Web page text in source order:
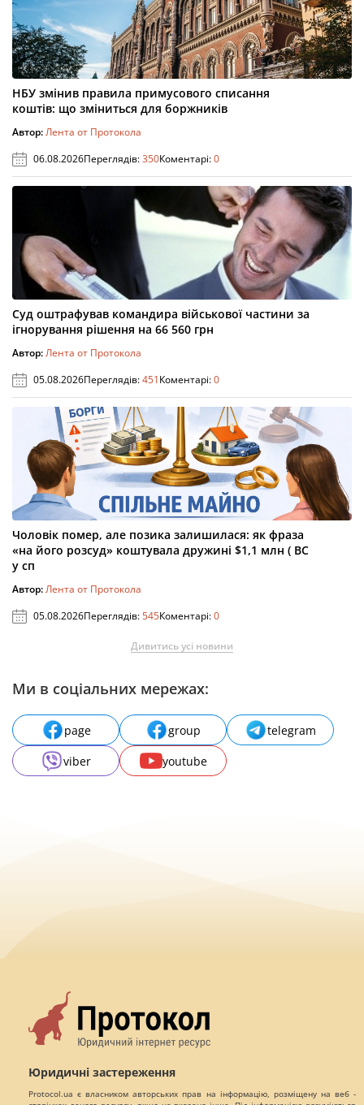
НБУ змінив правила примусового списання
коштів: що зміниться для боржників
Автор:Лента от Протокола
06.08.2026Переглядів:350Коментарі:0
Суд оштрафував командира військової частини за
ігнорування рішення на 66 560 грн
Автор:Лента от Протокола
05.08.2026Переглядів:451Коментарі:0
Чоловік помер, але позика залишилася: як фраза
«на його розсуд» коштувала дружині $1,1 млн ( ВС
у сп
Автор:Лента от Протокола
05.08.2026Переглядів:545Коментарі:0
Дивитись усі новини
Ми в соціальних мережах:
page group
telegram
viber
youtube
Юридичні застереження
Protocol.ua є власником авторських прав на інформацію, розміщену на веб -